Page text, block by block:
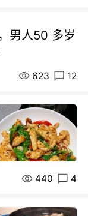
男人50 多岁
623 12
440 4